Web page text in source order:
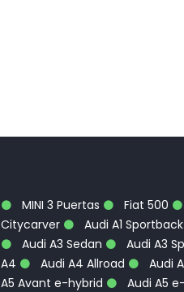
MINI 3 Puertas Fiat 500
Citycarver
Audi A1 Sportback
Audi A3 Sedan
Audi A3
A4
Audi A4 Allroad Audi
A5 Avant e-hybrid
Audi A5